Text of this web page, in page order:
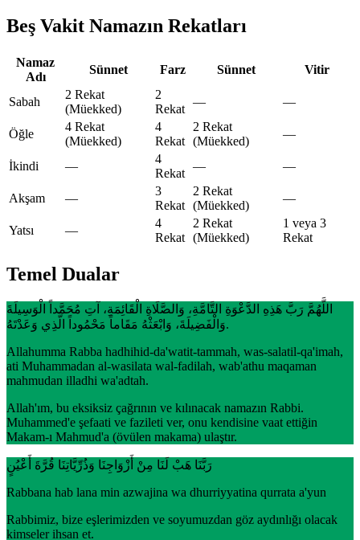
Beş Vakit Namazın Rekatları
Namaz
Adı
Sünnet Farz Sünnet Vitir
Sabah
2 Rekat
(Müekked)
2
Rekat
— —
Öğle
4 Rekat
(Müekked)
4
Rekat
2 Rekat
(Müekked)
—
İkindi —
4
Rekat
— —
Akşam —
3
Rekat
2 Rekat
(Müekked)
—
Yatsı —
4
Rekat
2 Rekat
(Müekked)
1 veya 3
Rekat
Temel Dualar
اللَّهُمَّ رَبَّ هَذِهِ الدَّعْوَةِ التَّامَّةِ، وَالصَّلَاةِ الْقَائِمَةِ، آتِ مُحَمَّداً الْوَسِيلَةَ
وَالْفَضِيلَةَ، وَابْعَثْهُ مَقَاماً مَحْمُوداً الَّذِي وَعَدْتَهُ.
Allahumma Rabba hadhihid-da'watit-tammah, was-salatil-qa'imah,
ati Muhammadan al-wasilata wal-fadilah, wab'athu maqaman
mahmudan illadhi wa'adtah.
Allah'ım, bu eksiksiz çağrının ve kılınacak namazın Rabbi.
Muhammed'e şefaati ve fazileti ver, onu kendisine vaat ettiğin
Makam-ı Mahmud'a (övülen makama) ulaştır.
رَبَّنَا هَبْ لَنَا مِنْ أَزْوَاجِنَا وَذُرِّيَّاتِنَا قُرَّةَ أَعْيُنٍ
Rabbana hab lana min azwajina wa dhurriyyatina qurrata a'yun
Rabbimiz, bize eşlerimizden ve soyumuzdan göz aydınlığı olacak
kimseler ihsan et.